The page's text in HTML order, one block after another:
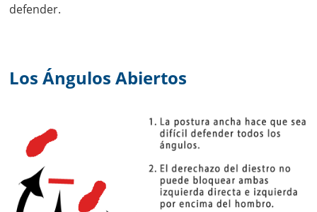
defender.
Los Ángulos Abiertos